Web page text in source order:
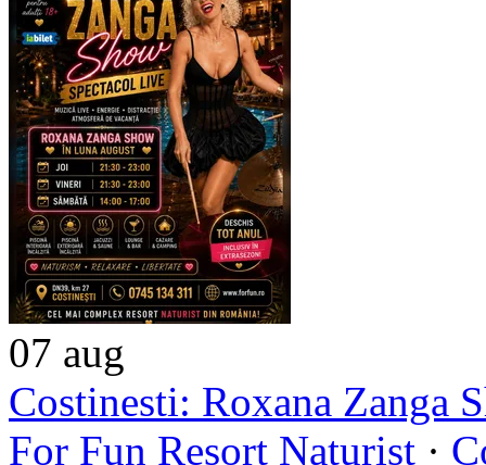
07 aug
Costinesti: Roxana Zanga
For Fun Resort Naturist ·